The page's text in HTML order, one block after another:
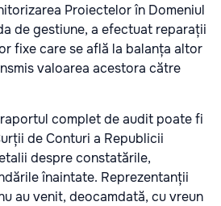
Proiectelor în Domeniul
de gestiune, a efectuat reparații
fixe care se află la balanța altor
valoarea acestora către
complet de audit poate fi
de Conturi a Republicii
despre constatările,
înaintate. Reprezentanții
au venit, deocamdată, cu vreun